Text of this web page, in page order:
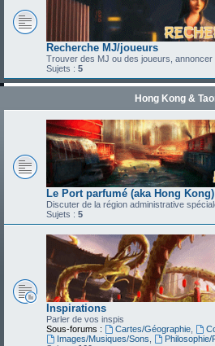
Recherche MJ/joueurs
Trouver des MJ ou des joueurs, annoncer
Sujets : 5
Hong Kong &
Le Port parfumé (aka Hong Kong)
Discuter de la région administrative
Sujets : 5
Inspirations
Parler de vos inspis
Sous-forums :
Cartes/Géographie,
Images/Musiques/Sons
Philosophie/